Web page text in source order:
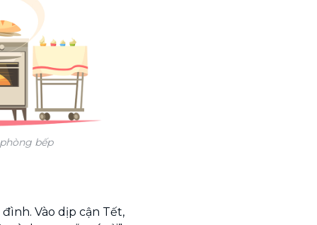
bếp
Vào dịp cận Tết,